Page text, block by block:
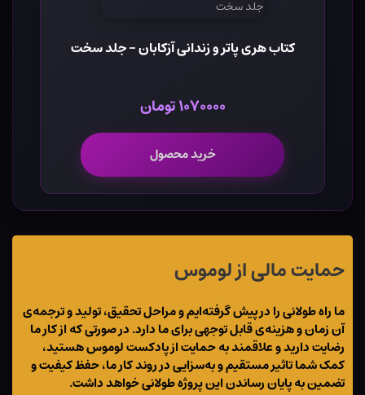
کتاب هری پاتر و زندانی آزکابان - جلد سخت
۱۰۷۰۰۰۰ تومان
خرید محصول
حمایت مالی از لوموس
ما راه طولانی را در پیش گرفته‌ایم و مراحل تحقیق، تولید و ترجمه‌ی
آن زمان و هزینه‌ی قابل توجهی برای ما دارد. در صورتی که از کار ما
رضایت دارید و علاقمند به حمایت از پادکست لوموس هستید،
کمک شما تاثیر مستقیم و به‌سزایی در روند کار ما، حفظ کیفیت و
تضمین به پایان رساندن این پروژه طولانی خواهد داشت.